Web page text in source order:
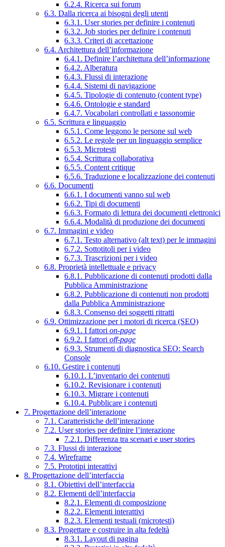
6.2.4. Ricerca sui forum
6.3. Dalla ricerca ai bisogni degli utenti
6.3.1. User stories per definire i contenuti
6.3.2. Job stories per definire i contenuti
6.3.3. Criteri di accettazione
6.4. Architettura dell’informazione
6.4.1. Definire l’architettura dell’informazione
6.4.2. Alberatura
6.4.3. Flussi di interazione
6.4.4. Sistemi di navigazione
6.4.5. Tipologie di contenuto (content type)
6.4.6. Ontologie e standard
6.4.7. Vocabolari controllati e tassonomie
6.5. Scrittura e linguaggio
6.5.1. Come leggono le persone sul web
6.5.2. Le regole per un linguaggio semplice
6.5.3. Microtesti
6.5.4. Scrittura collaborativa
6.5.5. Content critique
6.5.6. Traduzione e localizzazione dei contenuti
6.6. Documenti
6.6.1. I documenti vanno sul web
6.6.2. Tipi di documenti
6.6.3. Formato di lettura dei documenti elettronici
6.6.4. Modalità di produzione dei documenti
6.7. Immagini e video
6.7.1. Testo alternativo (alt text) per le immagini
6.7.2. Sottotitoli per i video
6.7.3. Trascrizioni per i video
6.8. Proprietà intellettuale e privacy
6.8.1. Pubblicazione di contenuti prodotti dalla
Pubblica Amministrazione
6.8.2. Pubblicazione di contenuti non prodotti
dalla Pubblica Amministrazione
6.8.3. Consenso dei soggetti ritratti
6.9. Ottimizzazione per i motori di ricerca (SEO)
6.9.1. I fattori on-page
6.9.2. I fattori off-page
6.9.3. Strumenti di diagnostica SEO: Search
Console
6.10. Gestire i contenuti
6.10.1. L’inventario dei contenuti
6.10.2. Revisionare i contenuti
6.10.3. Migrare i contenuti
6.10.4. Pubblicare i contenuti
7. Progettazione dell’interazione
7.1. Caratteristiche dell’interazione
7.2. User stories per definire l’interazione
7.2.1. Differenza tra scenari e user stories
7.3. Flussi di interazione
7.4. Wireframe
7.5. Prototipi interattivi
8. Progettazione dell’interfaccia
8.1. Obiettivi dell’interfaccia
8.2. Elementi dell’interfaccia
8.2.1. Elementi di composizione
8.2.2. Elementi interattivi
8.2.3. Elementi testuali (microtesti)
8.3. Progettare e costruire in alta fedeltà
8.3.1. Layout di pagina